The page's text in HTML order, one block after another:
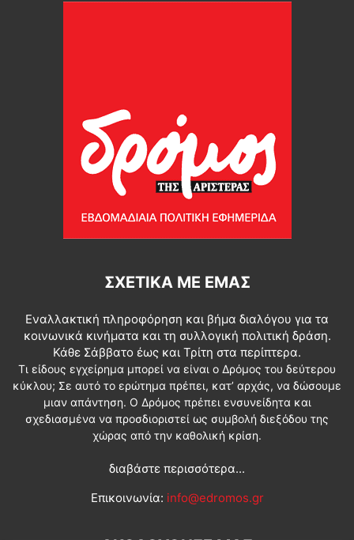
ΣΧΕΤΙΚΆ ΜΕ ΕΜΆΣ
Εναλλακτική πληροφόρηση και βήμα διαλόγου για τα
κοινωνικά κινήματα και τη συλλογική πολιτική δράση.
Κάθε Σάββατο έως και Τρίτη στα περίπτερα.
Τι είδους εγχείρημα μπορεί να είναι ο Δρόμος του δεύτερου
κύκλου; Σε αυτό το ερώτημα πρέπει, κατ’ αρχάς, να δώσουμε
μιαν απάντηση. Ο Δρόμος πρέπει ενσυνείδητα και
σχεδιασμένα να προσδιοριστεί ως συμβολή διεξόδου της
χώρας από την καθολική κρίση.
διαβάστε περισσότερα...
Επικοινωνία: info@edromos.gr